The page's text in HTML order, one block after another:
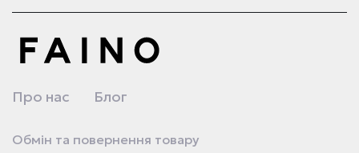
Про нас Блог
Обмін та повернення товару